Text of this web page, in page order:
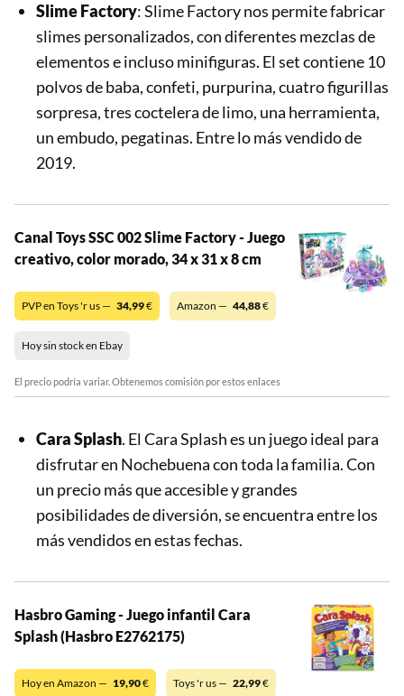
Slime Factory: Slime Factory nos permite fabricar
slimes personalizados, con diferentes mezclas de
elementos e incluso minifiguras. El set contiene 10
polvos de baba, confeti, purpurina, cuatro figurillas
sorpresa, tres coctelera de limo, una herramienta,
un embudo, pegatinas. Entre lo más vendido de
2019.
Canal Toys SSC 002 Slime Factory - Juego
creativo, color morado, 34 x 31 x 8 cm
PVP en Toys 'r us — 34,99€ Amazon — 44,88€
Hoy sin stock en Ebay
El precio podría variar. Obtenemos comisión por estos enlaces
Cara Splash. El Cara Splash es un juego ideal para
disfrutar en Nochebuena con toda la familia. Con
un precio más que accesible y grandes
posibilidades de diversión, se encuentra entre los
más vendidos en estas fechas.
Hasbro Gaming - Juego infantil Cara
Splash (Hasbro E2762175)
Hoy en Amazon — 19,90€ Toys 'r us — 22,99€